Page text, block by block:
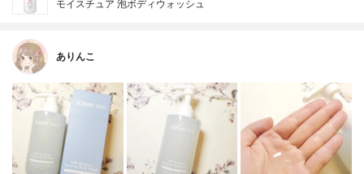
モイスチュア 泡ボディウォッシュ
ありんこ